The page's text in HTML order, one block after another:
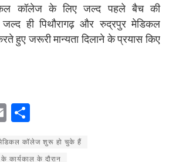
कॉलेज के लिए जल्द पहले बैच की
जल्द ही पिथौरागढ़ और रुद्रपुर मेडिकल
हुए जरूरी मान्यता दिलाने के प्रयास किए
E
ail ar
मेडिकल कॉलेज शुरू हो चुके हैं
कार्यकाल के दौरान